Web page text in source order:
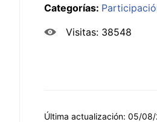
Categorías:
Visitas: 38548
Última actualización: 05/08/